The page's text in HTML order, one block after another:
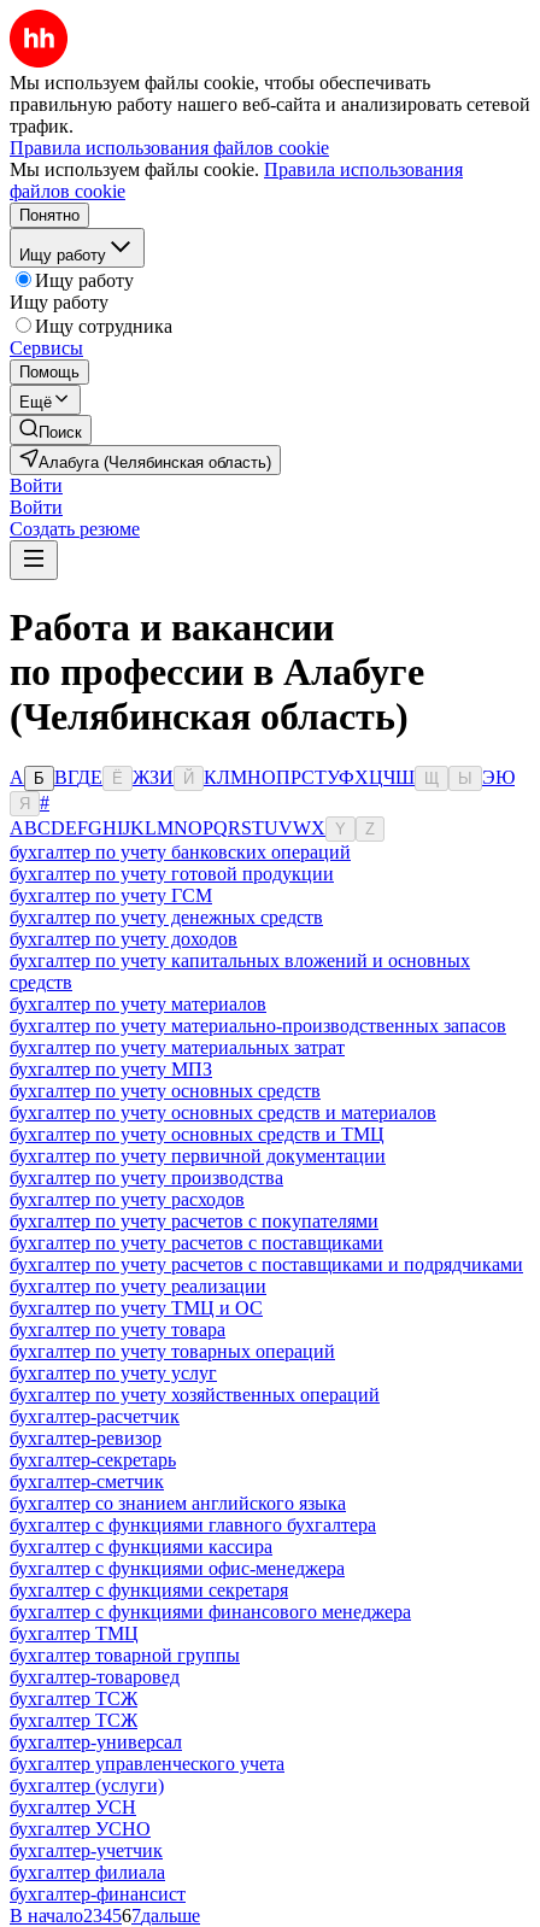
Мы используем файлы cookie, чтобы обеспечивать
правильную работу нашего веб-сайта и анализировать сетевой
трафик.
Правила использования файлов cookie
Мы используем файлы cookie. Правила использования
файлов cookie
Понятно
Ищу работу
Ищу работу
Ищу работу
Ищу сотрудника
Сервисы
Помощь
Ещё
Поиск
Алабуга (Челябинская область)
Войти
Войти
Создать резюме
Работа и вакансии
по профессии в Алабуге
(Челябинская область)
А Б ВГДЕ Ё ЖЗИ Й КЛМНОПРСТУФХЦЧШ Ы ЭЮ
Я
#
ABCDEFGHIJKLMNOPQRSTUVWX Y Z
бухгалтер по учету банковских операций
бухгалтер по учету готовой продукции
бухгалтер по учету ГСМ
бухгалтер по учету денежных средств
бухгалтер по учету доходов
бухгалтер по учету капитальных вложений и основных
средств
бухгалтер по учету материалов
бухгалтер по учету материально-производственных запасов
бухгалтер по учету материальных затрат
бухгалтер по учету МПЗ
бухгалтер по учету основных средств
бухгалтер по учету основных средств и материалов
бухгалтер по учету основных средств и ТМЦ
бухгалтер по учету первичной документации
бухгалтер по учету производства
бухгалтер по учету расходов
бухгалтер по учету расчетов с покупателями
бухгалтер по учету расчетов с поставщиками
бухгалтер по учету расчетов с поставщиками и подрядчиками
бухгалтер по учету реализации
бухгалтер по учету ТМЦ и ОС
бухгалтер по учету товара
бухгалтер по учету товарных операций
бухгалтер по учету услуг
бухгалтер по учету хозяйственных операций
бухгалтер-расчетчик
бухгалтер-ревизор
бухгалтер-секретарь
бухгалтер-сметчик
бухгалтер со знанием английского языка
бухгалтер с функциями главного бухгалтера
бухгалтер с функциями кассира
бухгалтер с функциями офис-менеджера
бухгалтер с функциями секретаря
бухгалтер с функциями финансового менеджера
бухгалтер ТМЦ
бухгалтер товарной группы
бухгалтер-товаровед
бухгалтер ТСЖ
бухгалтер ТСЖ
бухгалтер-универсал
бухгалтер управленческого учета
бухгалтер (услуги)
бухгалтер УСН
бухгалтер УСНО
бухгалтер-учетчик
бухгалтер филиала
бухгалтер-финансист
В начало234567дальше